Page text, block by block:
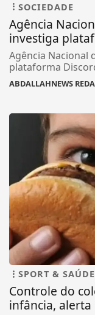
SOCIEDADE
Agência
investiga
Agência Nacional
plataforma
ABDALLAHNEWS
SPORT & SAÚDE
Controle do
infância,